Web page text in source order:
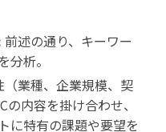
前述の通り、キーワー
分析。
（業種、企業規模、契
内容を掛け合わせ、
に特有の課題や要望を